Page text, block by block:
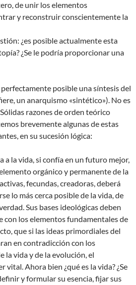
de unir los elementos
y reconstruir conscientemente la
¿es posible actualmente esta
¿Se le podría proporcionar una
perfectamente posible una síntesis del
un anarquismo «sintético»). No es
razones de orden teórico
brevemente algunas de estas
en su sucesión lógica:
a la vida, si confía en un futuro mejor,
orgánico y permanente de la
fecundas, creadoras, deberá
lo más cerca posible de la vida, de
Sus bases ideológicas deben
con los elementos fundamentales de
que si las ideas primordiales del
en contradicción con los
la vida y de la evolución, el
vital. Ahora bien ¿qué es la vida? ¿Se
y formular su esencia, fijar sus